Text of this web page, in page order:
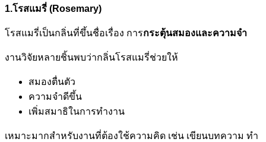
1.โรสแมรี่ (Rosemary)
โรสแมรี่เป็นกลิ่นที่ขึ้นชื่อเรื่อง การกระตุ้นสมองและความจำ
งานวิจัยหลายชิ้นพบว่ากลิ่นโรสแมรี่ช่วยให้
สมองตื่นตัว
ความจำดีขึ้น
เพิ่มสมาธิในการทำงาน
เหมาะมากสำหรับงานที่ต้องใช้ความคิด เช่น เขียนบทความ ทำ